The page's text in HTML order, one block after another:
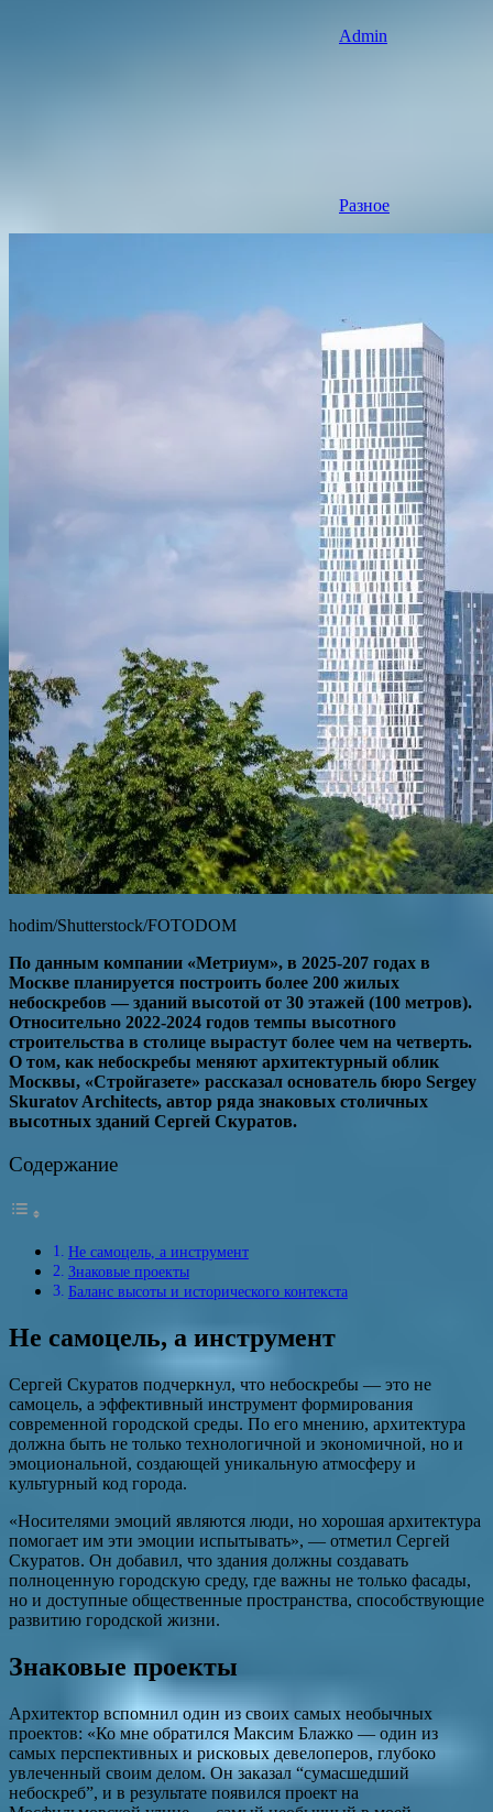
Admin
Разное
hodim/Shutterstock/FOTODOM
По данным компании «Метриум», в 2025-207 годах в
Москве планируется построить более 200 жилых
небоскребов — зданий высотой от 30 этажей (100 метров).
Относительно 2022-2024 годов темпы высотного
строительства в столице вырастут более чем на четверть.
О том, как небоскребы меняют архитектурный облик
Москвы, «Стройгазете» рассказал основатель бюро Sergey
Skuratov Architects, автор ряда знаковых столичных
высотных зданий Сергей Скуратов.
Содержание
Не самоцель, а инструмент
Знаковые проекты
Баланс высоты и исторического контекста
Не самоцель, а инструмент
Сергей Скуратов подчеркнул, что небоскребы — это не
самоцель, а эффективный инструмент формирования
современной городской среды. По его мнению, архитектура
должна быть не только технологичной и экономичной, но и
эмоциональной, создающей уникальную атмосферу и
культурный код города.
«Носителями эмоций являются люди, но хорошая архитектура
помогает им эти эмоции испытывать», — отметил Сергей
Скуратов. Он добавил, что здания должны создавать
полноценную городскую среду, где важны не только фасады,
но и доступные общественные пространства, способствующие
развитию городской жизни.
Знаковые проекты
Архитектор вспомнил один из своих самых необычных
проектов: «Ко мне обратился Максим Блажко — один из
самых перспективных и рисковых девелоперов, глубоко
увлеченный своим делом. Он заказал “сумасшедший
небоскреб”, и в результате появился проект на